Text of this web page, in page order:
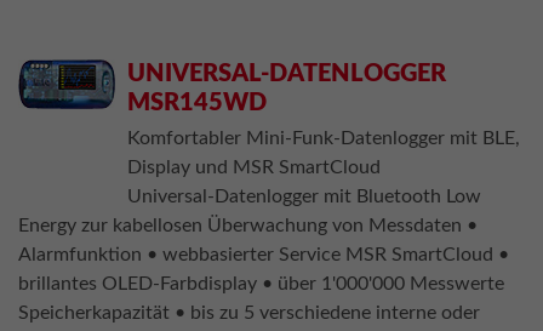
UNIVERSAL-DATENLOGGER
MSR145WD
Komfortabler Mini-Funk-Datenlogger mit BLE,
Display und MSR SmartCloud
Universal-Datenlogger mit Bluetooth Low
Energy zur kabellosen Überwachung von Messdaten •
Alarmfunktion • webbasierter Service MSR SmartCloud •
brillantes OLED-Farbdisplay • über 1'000'000 Messwerte
Speicherkapazität • bis zu 5 verschiedene interne oder